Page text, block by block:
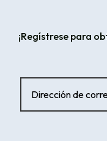
¡Regístrese para